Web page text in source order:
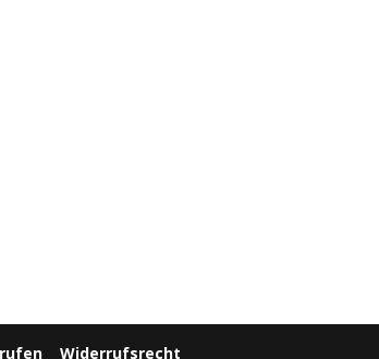
Widerrufsrecht